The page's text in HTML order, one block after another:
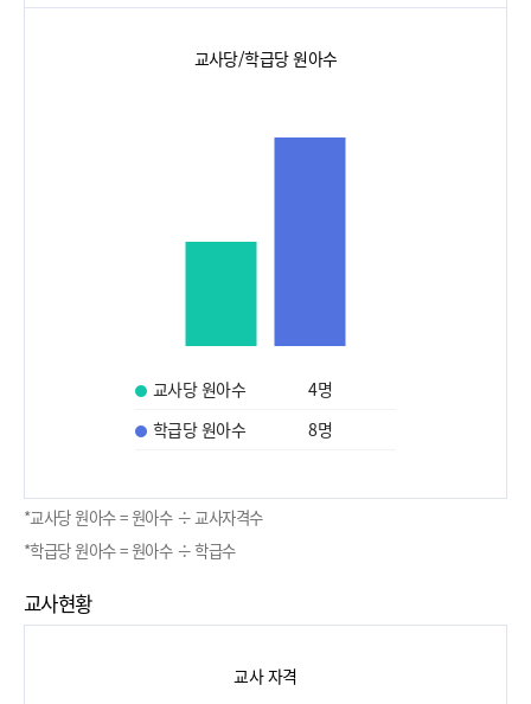
교사당/학급당 원아수
교사당 원아수 4명
학급당 원아수
8명
*교사당 원아수 = 원아수 ÷ 교사자격수
*학급당 원아수 = 원아수 ÷ 학급수
교사현황
교사 자격